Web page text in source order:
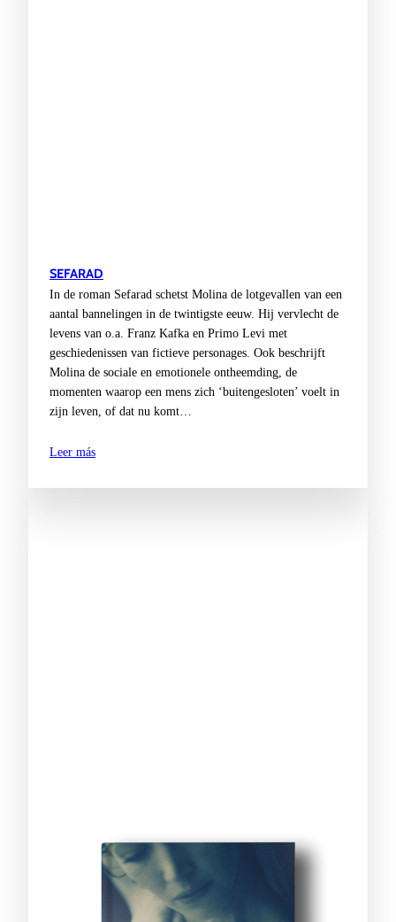
SEFARAD
In de roman Sefarad schetst Molina de lotgevallen van een
aantal bannelingen in de twintigste eeuw. Hij vervlecht de
levens van o.a. Franz Kafka en Primo Levi met
geschiedenissen van fictieve personages. Ook beschrijft
Molina de sociale en emotionele ontheemding, de
momenten waarop een mens zich ‘buitengesloten’ voelt in
zijn leven, of dat nu komt…
Leer más